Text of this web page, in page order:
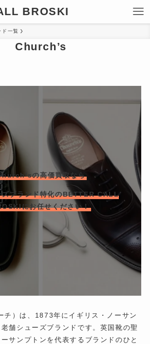
BROSKI
ド一覧
Church’s
の高価買取なら
ズブランド特化のBETTER CALL
にお任せください！
チ）は、1873年にイギリス・ノーサン
舗シューズブランドです。英国靴の聖
サンプトンを代表するブランドのひと